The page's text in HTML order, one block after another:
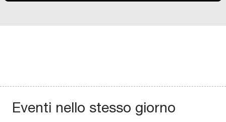
Eventi nello stesso giorno